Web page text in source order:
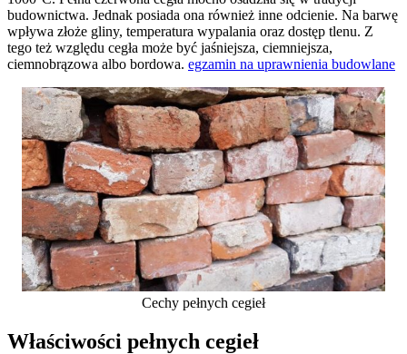
budownictwa. Jednak posiada ona również inne odcienie. Na barwę
wpływa złoże gliny, temperatura wypalania oraz dostęp tlenu. Z
tego też względu cegła może być jaśniejsza, ciemniejsza,
ciemnobrązowa albo bordowa. egzamin na uprawnienia budowlane
Cechy pełnych cegieł
Właściwości pełnych cegieł